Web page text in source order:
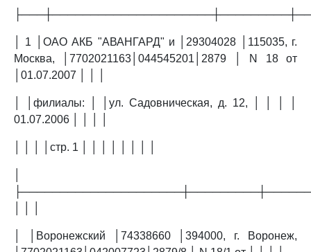
│ 1 │ОАО АКБ "АВАНГАРД" и │29304028 │115035, г.
Москва, │7702021163│044545201│2879 │ N 18 от
│01.07.2007 │ │ │
│ │филиалы: │ │ул. Садовническая, д. 12, │ │ │ │
01.07.2006 │ │ │ │
│ │ │ │стр. 1 │ │ │ │ │ │ │ │
│ │Воронежский │74338660 │394000, г. Воронеж,